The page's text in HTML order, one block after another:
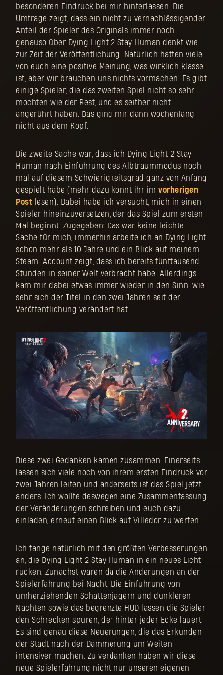
besonderen Eindruck bei mir hinterlassen. Die
Umfrage zeigt, dass ein nicht zu vernachlässigender
Anteil der Spieler des Originals immer noch
genauso über Dying Light 2 Stay Human denkt wie
zur Zeit der Veröffentlichung. Natürlich hatten viele
von euch eine positive Meinung, was wirklich klasse
ist, aber wir brauchen uns nichts vormachen: Es gibt
einige Spieler, die das zweiten Spiel nicht so sehr
mochten wie der Rest, und es seither nicht
angerührt haben. Das ging mir dann wochenlang
nicht aus dem Kopf.
Die zweite Sache war, dass ich Dying Light 2 Stay
Human nach Einführung des Albtraummodus noch
mal auf diesem Schwierigkeitsgrad ganz von Anfang
gespielt habe (mehr dazu könnt ihr im vorherigen
Post lesen). Dabei habe ich versucht, mich in einen
Spieler hineinzuversetzen, der das Spiel zum ersten
Mal beginnt. Zugegeben: Das war keine leichte
Sache für mich, immerhin arbeite ich an Dying Light
schon mehr als 10 Jahre und ein Blick auf meinem
Steam-Account zeigt, dass ich bereits fünftausend
Stunden in seiner Welt verbracht habe. Allerdings
kam mir dabei etwas immer wieder in den Sinn: wie
sehr sich der Titel in den zwei Jahren seit der
Veröffentlichung verändert hat.
Diese zwei Gedanken kamen zusammen: Einerseits
lassen sich viele noch von ihrem ersten Eindruck vor
zwei Jahren leiten und anderseits ist das Spiel jetzt
anders. Ich wollte deswegen eine Zusammenfassung
der Veränderungen schreiben und euch dazu
einladen, erneut einen Blick auf Villedor zu werfen.
Ich fange natürlich mit den größten Verbesserungen
an, die Dying Light 2 Stay Human in ein neues Licht
rücken. Zunächst wären da die Änderungen an der
Spielerfahrung bei Nacht. Die Einführung von
umherziehenden Schattenjägern und dunkleren
Nächten sowie das begrenzte HUD lassen die Spieler
den Schrecken spüren, der hinter jeder Ecke lauert.
Es sind genau diese Neuerungen, die das Erkunden
der Stadt nach der Dämmerung um Weiten
intensiver machen. Zu verdanken haben wir diese
neue Spielerfahrung nicht nur unseren eigenen